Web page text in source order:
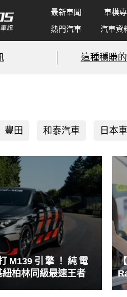
最新車聞 車模
熱門汽車
汽車資
這種穩賺
豐田 和泰汽車 日本
M139引擎！純電
紐柏林同級最速王者